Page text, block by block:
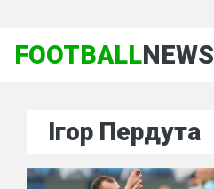
FOOTBALLNEWS
Ігор Пердута